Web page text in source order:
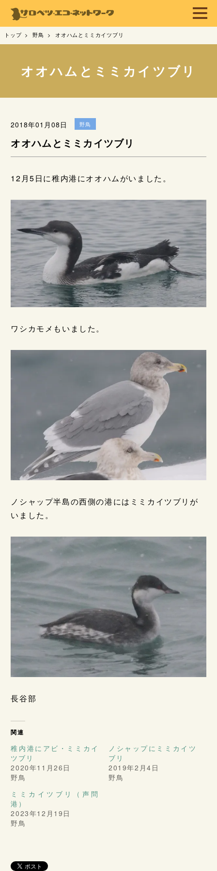
トップ 野鳥 オオハムとミミカイツブリ
オオハムとミミカイツブリ
2018年01月08日 野鳥
オオハムとミミカイツブリ
12月5日に稚内港にオオハムがいました。
ワシカモメもいました。
ノシャップ半島の西側の港にはミミカイツブリが
いました。
長谷部
関連
稚内港にアビ・ミミカイ
ツブリ
2020年11月26日
野鳥
ノシャップにミミカイツ
ブリ
2019年2月4日
野鳥
ミミカイツブリ（声問
港）
2023年12月19日
野鳥